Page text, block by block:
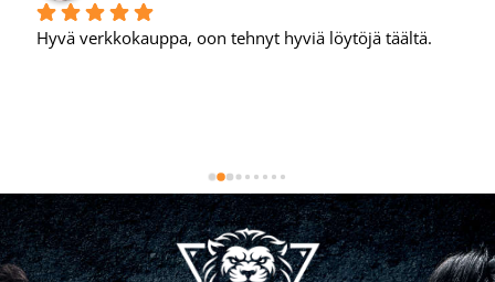
Hyvä verkkokauppa, oon tehnyt hyviä löytöjä täältä.